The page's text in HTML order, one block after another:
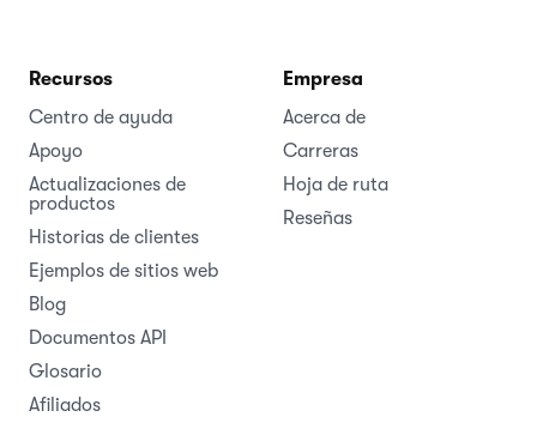
Recursos
Centro de ayuda
Apoyo
Actualizaciones de
productos
Historias de clientes
Ejemplos de sitios web
Blog
Documentos API
Glosario
Afiliados
Empresa
Acerca de
Carreras
Hoja de ruta
Reseñas